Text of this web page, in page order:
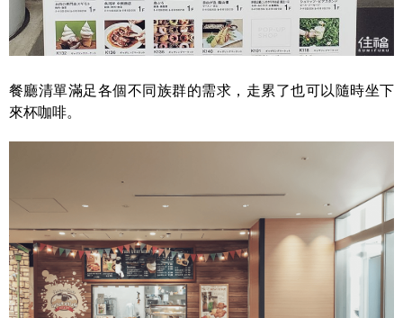
餐廳清單滿足各個不同族群的需求，走累了也可以隨時坐下
來杯咖啡。